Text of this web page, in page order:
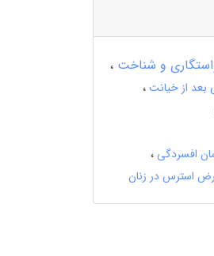
و شناخت
بعد از خیانت
افسردگی
استرس در زنان